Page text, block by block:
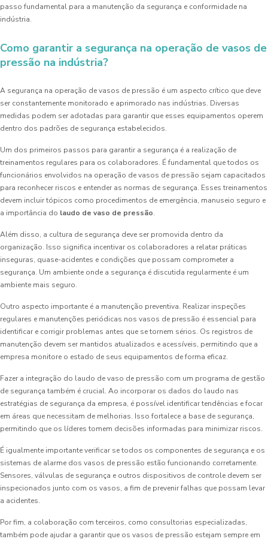
passo fundamental para a manutenção da segurança e conformidade na
indústria.
Como garantir a segurança na operação de vasos de
pressão na indústria?
A segurança na operação de vasos de pressão é um aspecto crítico que deve
ser constantemente monitorado e aprimorado nas indústrias. Diversas
medidas podem ser adotadas para garantir que esses equipamentos operem
dentro dos padrões de segurança estabelecidos.
Um dos primeiros passos para garantir a segurança é a realização de
treinamentos regulares para os colaboradores. É fundamental que todos os
funcionários envolvidos na operação de vasos de pressão sejam capacitados
para reconhecer riscos e entender as normas de segurança. Esses treinamentos
devem incluir tópicos como procedimentos de emergência, manuseio seguro e
a importância do laudo de vaso de pressão.
Além disso, a cultura de segurança deve ser promovida dentro da
organização. Isso significa incentivar os colaboradores a relatar práticas
inseguras, quase-acidentes e condições que possam comprometer a
segurança. Um ambiente onde a segurança é discutida regularmente é um
ambiente mais seguro.
Outro aspecto importante é a manutenção preventiva. Realizar inspeções
regulares e manutenções periódicas nos vasos de pressão é essencial para
identificar e corrigir problemas antes que se tornem sérios. Os registros de
manutenção devem ser mantidos atualizados e acessíveis, permitindo que a
empresa monitore o estado de seus equipamentos de forma eficaz.
Fazer a integração do laudo de vaso de pressão com um programa de gestão
de segurança também é crucial. Ao incorporar os dados do laudo nas
estratégias de segurança da empresa, é possível identificar tendências e focar
em áreas que necessitam de melhorias. Isso fortalece a base de segurança,
permitindo que os líderes tomem decisões informadas para minimizar riscos.
É igualmente importante verificar se todos os componentes de segurança e os
sistemas de alarme dos vasos de pressão estão funcionando corretamente.
Sensores, válvulas de segurança e outros dispositivos de controle devem ser
inspecionados junto com os vasos, a fim de prevenir falhas que possam levar
a acidentes.
Por fim, a colaboração com terceiros, como consultorias especializadas,
também pode ajudar a garantir que os vasos de pressão estejam sempre em